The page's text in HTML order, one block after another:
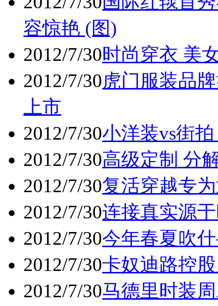
容惊艳 (图)
2012/7/30时尚穿衣 美
2012/7/30虎门服装品
上市
2012/7/30小洋装vs街
2012/7/30高级定制 分
2012/7/30复活穿越专
2012/7/30连接真实源
2012/7/30今年春夏吹
2012/7/30卡奴迪路控
2012/7/30马德里时装周